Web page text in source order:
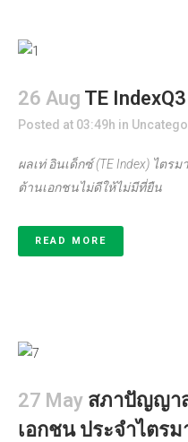
26 Aug TE
Posted at 03:49h in
ผลเท่ อินเด็กซ์(TE Index) ไตรม
ต้านเอกชนไม่ดีให้ไม่มีที่ยืน
READ MORE
27 May สภาปัญญา
เอกชน ประจำไตร